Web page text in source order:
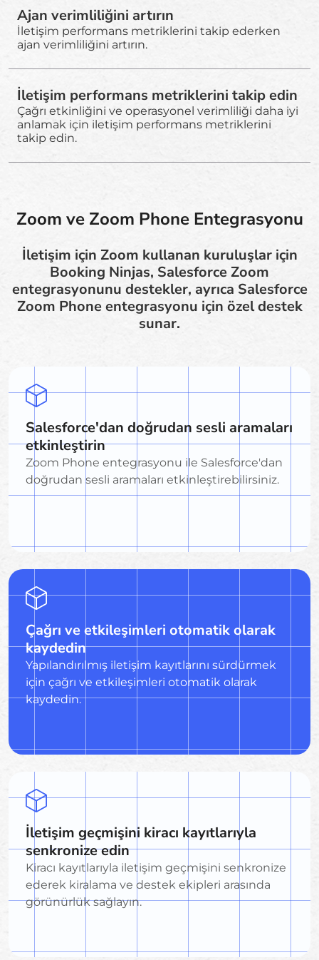
Ajan verimliliğini artırın
İletişim performans metriklerini takip ederken
ajan verimliliğini artırın.
İletişim performans metriklerini takip edin
Çağrı etkinliğini ve operasyonel verimliliği daha iyi
anlamak için iletişim performans metriklerini
takip edin.
Zoom ve Zoom Phone Entegrasyonu
İletişim için Zoom kullanan kuruluşlar için
Booking Ninjas, Salesforce Zoom
entegrasyonunu destekler, ayrıca Salesforce
Zoom Phone entegrasyonu için özel destek
sunar.
Salesforce'dan doğrudan sesli aramaları
etkinleştirin
Zoom Phone entegrasyonu ile Salesforce'dan
doğrudan sesli aramaları etkinleştirebilirsiniz.
Çağrı ve etkileşimleri otomatik olarak
kaydedin
Yapılandırılmış iletişim kayıtlarını sürdürmek
için çağrı ve etkileşimleri otomatik olarak
kaydedin.
İletişim geçmişini kiracı kayıtlarıyla
senkronize edin
Kiracı kayıtlarıyla iletişim geçmişini senkronize
ederek kiralama ve destek ekipleri arasında
görünürlük sağlayın.